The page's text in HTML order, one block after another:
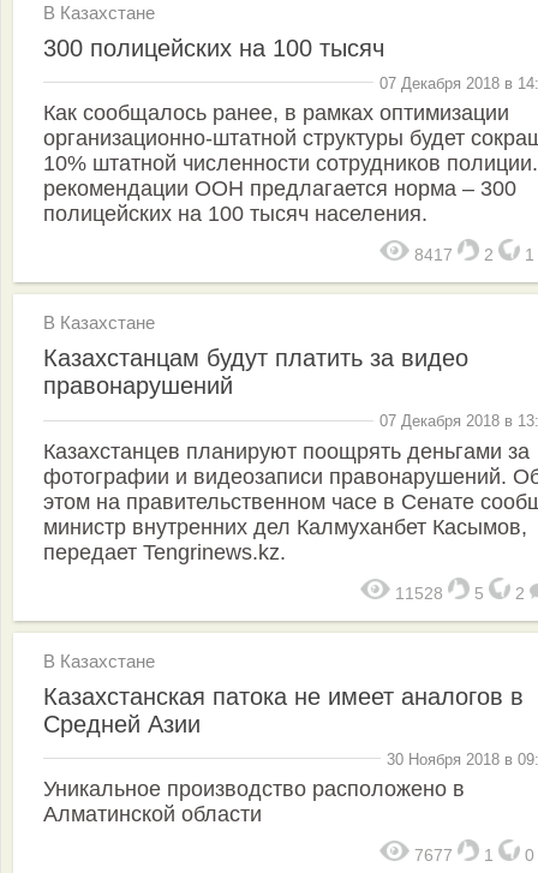
В Казахстане
300 полицейских на 100 тысяч
07 Декабря 2018 в
Как сообщалось ранее, в рамках оптимизации
организационно-штатной структуры будет
10% штатной численности сотрудников
рекомендации ООН предлагается норма – 300
полицейских на 100 тысяч населения.
8417 2 1
В Казахстане
Казахстанцам будут платить за видео
правонарушений
07 Декабря 2018 в
Казахстанцев планируют поощрять деньгами за
фотографии и видеозаписи правонарушений.
этом на правительственном часе в Сенате
министр внутренних дел Калмуханбет Касымов,
передает Tengrinews.kz.
11528 5 2
В Казахстане
Казахстанская патока не имеет аналогов в
Средней Азии
30 Ноября 2018 в
Уникальное производство расположено в
Алматинской области
7677 1 0